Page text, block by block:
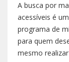
A busca por
acessíveis é
programa de
para quem
mesmo